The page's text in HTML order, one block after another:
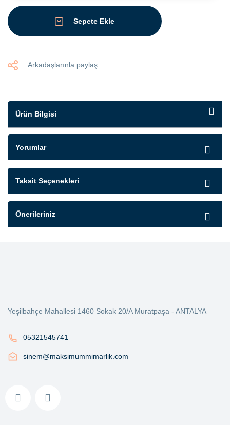
Sepete Ekle
Arkadaşlarınla paylaş
Ürün Bilgisi
Yorumlar
Taksit Seçenekleri
Önerileriniz
Yeşilbahçe Mahallesi 1460 Sokak 20/A Muratpaşa - ANTALYA
05321545741
sinem@maksimummimarlik.com